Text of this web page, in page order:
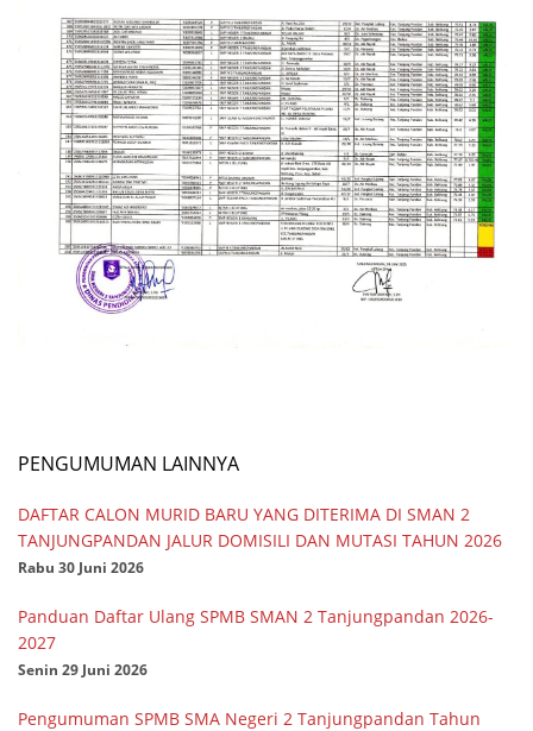
PENGUMUMAN LAINNYA
DAFTAR CALON MURID BARU YANG DITERIMA DI SMAN 2
TANJUNGPANDAN JALUR DOMISILI DAN MUTASI TAHUN 2026
Rabu 30 Juni 2026
Panduan Daftar Ulang SPMB SMAN 2 Tanjungpandan 2026-
2027
Senin 29 Juni 2026
Pengumuman SPMB SMA Negeri 2 Tanjungpandan Tahun